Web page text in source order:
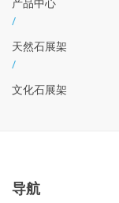
/
天然石展架
/
文化石展架
导航